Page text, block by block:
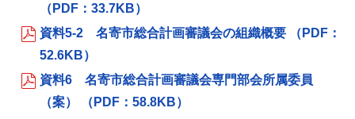
（PDF：33.7KB）
資料5-2 名寄市総合計画審議会の組織概要 （PDF：
52.6KB）
資料6 名寄市総合計画審議会専門部会所属委員
（案） （PDF：58.8KB）